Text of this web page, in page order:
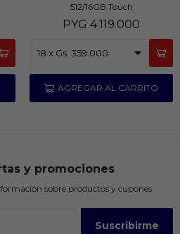
512/16GB Touch
PYG 4.119.000
y promociones
sobre productos y cupones
Suscribirme